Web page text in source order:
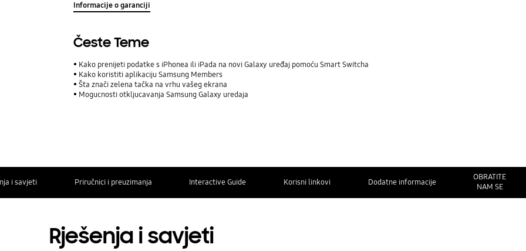
Informacije o garanciji
Česte Teme
Kako prenijeti podatke s iPhonea ili iPada na novi Galaxy uređaj pomoću Smart Switcha
Kako koristiti aplikaciju Samsung Members
Šta znači zelena tačka na vrhu vašeg ekrana
Mogucnosti otkljucavanja Samsung Galaxy uredaja
i savjeti Priručnici i preuzimanja Interactive Guide Korisni linkovi Dodatne informacije
OBRATITE
NAM SE
Rješenja i savjeti